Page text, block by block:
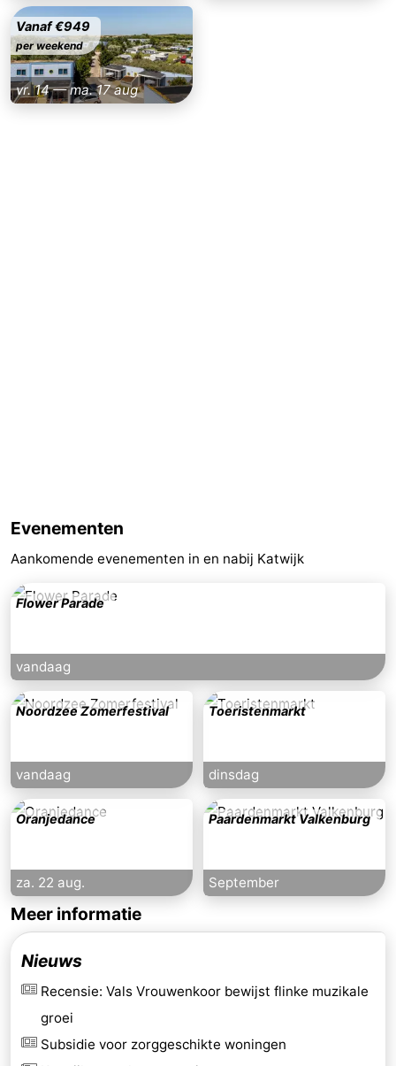
Vanaf €949
per weekend
vr. 14 — ma. 17 aug
Evenementen
Aankomende evenementen in en nabij Katwijk
Flower Parade
vandaag
Noordzee Zomerfestival
vandaag
Toeristenmarkt
dinsdag
Oranjedance
za. 22 aug.
Paardenmarkt Valkenburg
September
Meer informatie
Nieuws
Recensie: Vals Vrouwenkoor bewijst flinke muzikale
groei
Subsidie voor zorggeschikte woningen